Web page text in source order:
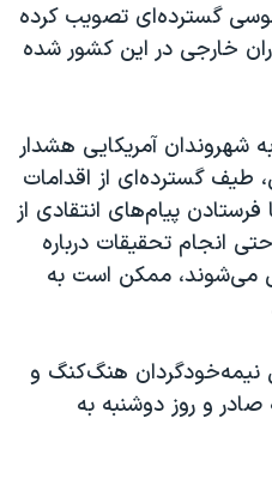
گسترده‌ای تصویب کرده
خارجی در این کشور شده
شهروندان آمریکایی هشدار
طیف گسترده‌ای از اقدامات
پیام‌های انتقادی از
انجام تحقیقات درباره
می‌شوند، ممکن است به
نیمه‌خودگردان هنگ‌کنگ و
و روز دوشنبه به